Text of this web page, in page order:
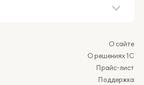
О сайте
О решениях 1С
Прайс-лист
Поддержка